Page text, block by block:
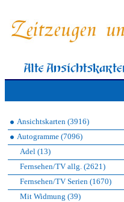
Ansichtskarten (3916)
Autogramme (7096)
Adel (13)
Fernsehen/TV allg. (2621)
Fernsehen/TV Serien (1670)
Mit Widmung (39)